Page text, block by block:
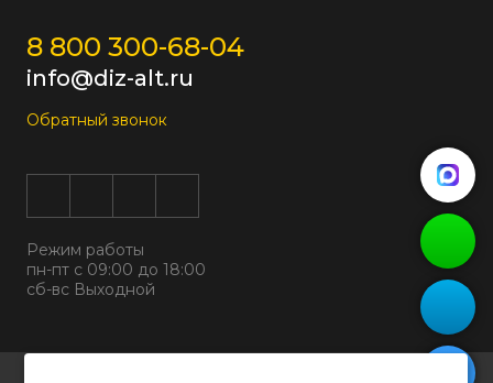
8 800 300-68-04
info@diz-alt.ru
Обратный звонок
Режим работы
пн-пт с 09:00 до 18:00
сб-вс Выходной